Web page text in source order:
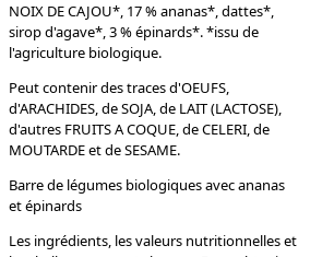
NOIX DE CAJOU*, 17 % ananas*, dattes*,
sirop d'agave*, 3 % épinards*. *issu de
l'agriculture biologique.
Peut contenir des traces d'OEUFS,
d'ARACHIDES, de SOJA, de LAIT (LACTOSE),
d'autres FRUITS A COQUE, de CELERI, de
MOUTARDE et de SESAME.
Barre de légumes biologiques avec ananas
et épinards
Les ingrédients, les valeurs nutritionnelles et